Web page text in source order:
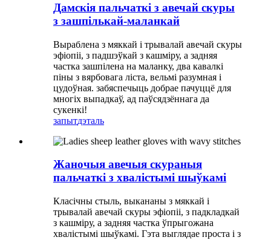
Дамскія пальчаткі з авечай скуры
з зашпількай-маланкай
Выраблена з мяккай і трывалай авечай скуры
эфіопіі, з падшэўкай з кашміру, а задняя
частка зашпілена на маланку, два кавалкі
піны з вярбовага ліста, вельмі разумная і
цудоўная. забяспечыць добрае пачуццё для
многіх выпадкаў, ад паўсядзённага да
сукенкі!
запытдэталь
Жаночыя авечыя скураныя
пальчаткі з хвалістымі шыўкамі
Класічны стыль, выкананы з мяккай і
трывалай авечай скуры эфіопіі, з падкладкай
з кашміру, а задняя частка ўпрыгожана
хвалістымі шыўкамі. Гэта выглядае проста і з